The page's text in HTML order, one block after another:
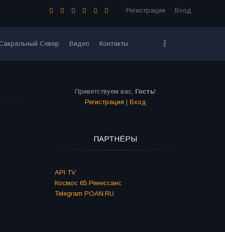
Регистрация Вход
Север Видео Контакты
Приветствуем вас, Гость!
Регистрация | Вход
ПАРТНЁРЫ
API TV
Космос 65 Ренессанс
Telegram POAN.RU